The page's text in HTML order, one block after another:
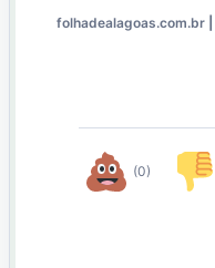
folhadealagoas.com.br
(0)